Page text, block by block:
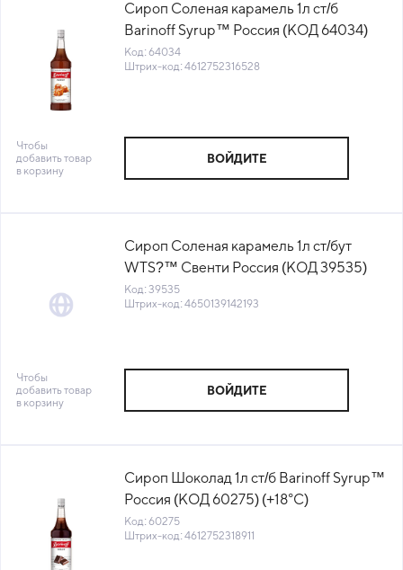
Сироп Соленая карамель 1л ст/б
Barinoff Syrup™ Россия (КОД 64034)
(+18°С)
Код: 64034
Штрих-код: 4612752316528
Чтобы
добавить товар
в корзину
ВОЙДИТЕ
Сироп Соленая карамель 1л ст/бут
WTS?™ Свенти Россия (КОД 39535)
(+18°С)
Код: 39535
Штрих-код: 4650139142193
Чтобы
добавить товар
в корзину
ВОЙДИТЕ
Сироп Шоколад 1л ст/б Barinoff Syrup™
Россия (КОД 60275) (+18°С)
Код: 60275
Штрих-код: 4612752318911